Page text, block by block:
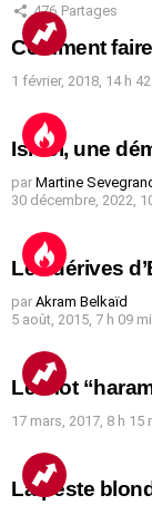
476 Partages
Comment
1 février, 2018, 14 h
Israël, une
par Martine
30 décembre, 2022,
Les dérives
par Akram Belkaïd
5 août, 2015, 7 h 09
Le mot
17 mars, 2017, 8 h 15
La peste